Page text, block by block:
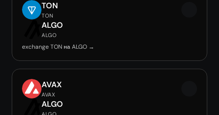
TON
TON
ALGO
ALGO
exchange TON на ALGO →
AVAX
AVAX
ALGO